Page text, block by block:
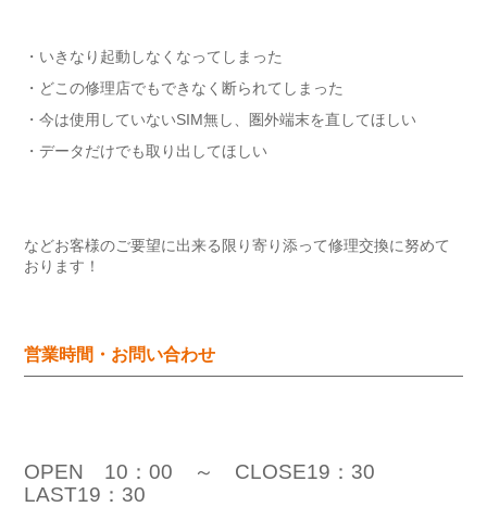
・いきなり起動しなくなってしまった
・どこの修理店でもできなく断られてしまった
・今は使用していないSIM無し、圏外端末を直してほしい
・データだけでも取り出してほしい
などお客様のご要望に出来る限り寄り添って修理交換に努めて
おります！
営業時間・お問い合わせ
OPEN 10：00 ～ CLOSE19：30
LAST19：30